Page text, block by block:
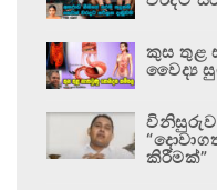
කුස තුළ
වෛද්‍ය
කිරීමක්”